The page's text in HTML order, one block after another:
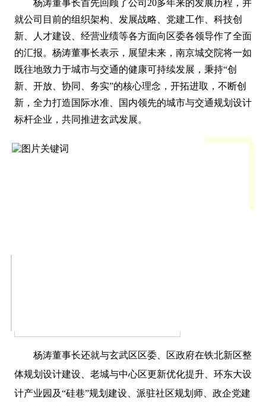
杨涛董事长首先回顾了公司20多年来的发展历程，并
就公司目前的组织架构、发展战略、党建工作、科技创
新、人才建设、经营业绩等各方面向区委各领导作了全面
的汇报。杨涛董事长表示，展望未来，南京城交院将一如
既往地致力于城市与交通的健康可持续发展，秉持“创
新、开放、协同、务实”的核心理念，开拓进取，不断创
新，全力打造国际水准、国内领先的城市与交通规划设计
标杆企业，共同推进玄武发展。
杨涛董事长还就与玄武区区委、区政府在铁北新区整
体规划设计建设、老城与中心区更新优化提升、环东大设
计产业园及“硅巷”规划建设、派驻社区规划师、政企党建